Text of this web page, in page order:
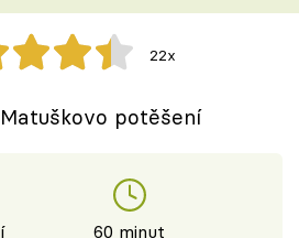
22x
potěšení
60 minut